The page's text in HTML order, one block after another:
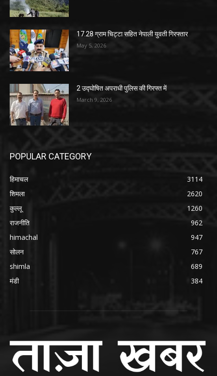
17.28 ग्राम चिट्टा सहित नेपाली युवती गिरफ्तार
May 5, 2026
2 उद्घोषित अपराधी पुलिस की गिरफ्त में
March 9, 2026
POPULAR CATEGORY
हिमाचल
3114
शिमला
2620
कुल्लू
1260
राजनीति
962
himachal
947
सोलन
767
shimla
689
मंडी
384